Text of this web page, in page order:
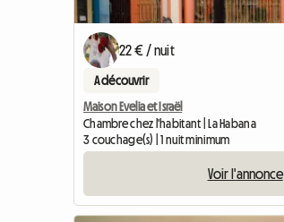
22 € / nuit
A découvrir
Maison Evelia et Israël
Chambre chez l'habitant | La Habana
3 couchage(s) | 1 nuit minimum
Voir l'annonce